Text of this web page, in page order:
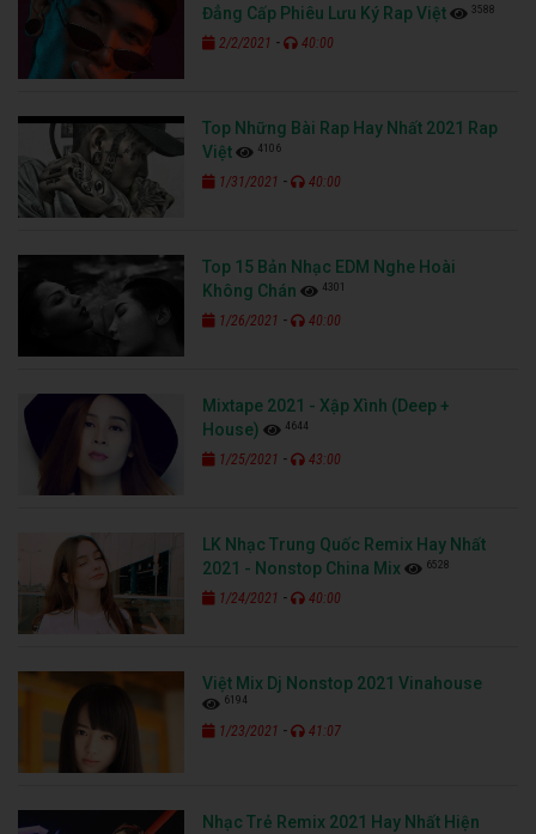
Đẳng Cấp Phiêu Lưu Ký Rap Việt
3588
2/2/2021 - 40:00
Top Những Bài Rap Hay Nhất 2021 Rap
Việt
4106
1/31/2021 - 40:00
Top 15 Bản Nhạc EDM Nghe Hoài
Không Chán
4301
1/26/2021 - 40:00
Mixtape 2021 - Xập Xình (Deep +
House)
4644
1/25/2021 - 43:00
LK Nhạc Trung Quốc Remix Hay Nhất
2021 - Nonstop China Mix
6528
1/24/2021 - 40:00
Việt Mix Dj Nonstop 2021 Vinahouse
6194
1/23/2021 - 41:07
Nhạc Trẻ Remix 2021 Hay Nhất Hiện